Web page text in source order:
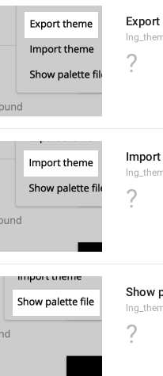
?
?
Show
?